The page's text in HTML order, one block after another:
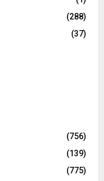
C
(288)
(37)
(756)
(139)
(775)